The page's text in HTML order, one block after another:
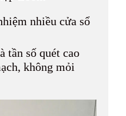
nhiều cửa sổ
tần số quét cao
không mỏi